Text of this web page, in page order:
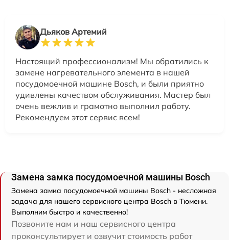
Дьяков Артемий
Настоящий профессионализм! Мы обратились к
замене нагревательного элемента в нашей
посудомоечной машине Bosch, и были приятно
удивлены качеством обслуживания. Мастер был
очень вежлив и грамотно выполнил работу.
Рекомендуем этот сервис всем!
Замена замка посудомоечной машины Bosch
Замена замка посудомоечной машины Bosch - несложная
задача для нашего сервисного центра Bosch в Тюмени.
Выполним быстро и качественно!
Позвоните нам и наш сервисного центра
проконсультирует и озвучит стоимость работ